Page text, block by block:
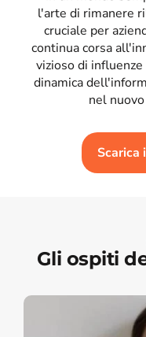
l'arte di rimanere
cruciale per
continua corsa
vizioso di
dinamica
nel
Scarica
Gli ospiti